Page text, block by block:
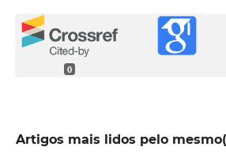
0
Artigos mais lidos pelo